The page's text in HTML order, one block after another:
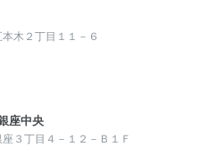
木２丁目１１－６
座中央
３丁目４－１２－Ｂ１Ｆ